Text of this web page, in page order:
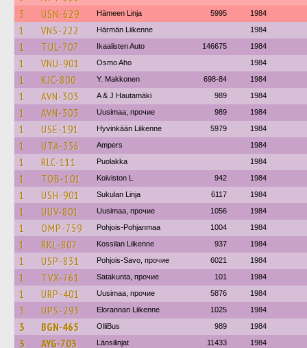
3 USN-629 Hämeen Linja 5995 1984
1 VNS-222 Härmän Liikenne 1984
1 TUL-707 Ikaalisten Auto 146675 1984
1 VNU-901 Osmo Aho 1984
1 KJC-800 Y. Makkonen 698-84 1984
1 AVN-303 A & J Hautamäki 989 1984
1 AVN-303 Uusimaa, прочие 989 1984
1 USE-191 Hyvinkään Liikenne 5979 1984
1 UTA-356 Ampers 1984
1 RLC-111 Puolakka 1984
1 TOB-101 Koiviston L 942 1984
1 USH-901 Sukulan Linja 6117 1984
1 UUV-801 Uusimaa, прочие 1056 1984
1 OMP-759 Pohjois-Pohjanmaa 1004 1984
1 RKL-807 Kossilan Liikenne 937 1984
1 USP-831 Pohjois-Savo, прочие 6021 1984
1 TVX-761 Satakunta, прочие 101 1984
1 URP-401 Uusimaa, прочие 5876 1984
3 UPS-293 Elorannan Liikenne 1025 1984
3 BGN-465 OlliBus 989 1984
3 AYG-703 Länsilinjat 11433 1984